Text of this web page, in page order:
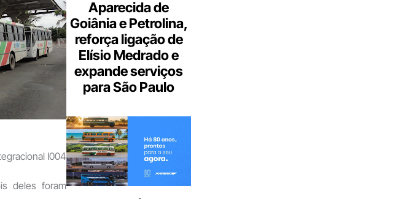
I004
deles foram
Aparecida de
Goiânia e Petrolina,
reforça ligação de
Elísio Medrado e
expande serviços
para São Paulo